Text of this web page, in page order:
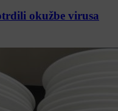
okužbe virusa